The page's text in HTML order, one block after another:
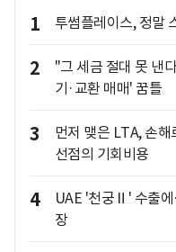
1 투썸플레이스, 정말
2
"그 세금 절대 못 낸
기·교환 매매' 꿈틀
3
먼저 맺은 LTA, 손
선점의 기회비용
4
UAE '천궁Ⅱ' 수출
장